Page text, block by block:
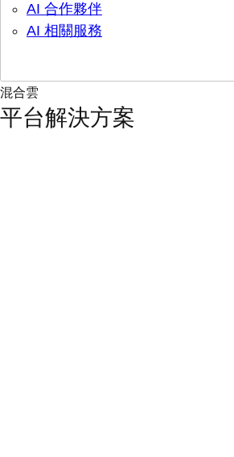
AI 合作夥伴
AI 相關服務
混合雲
平台解決方案